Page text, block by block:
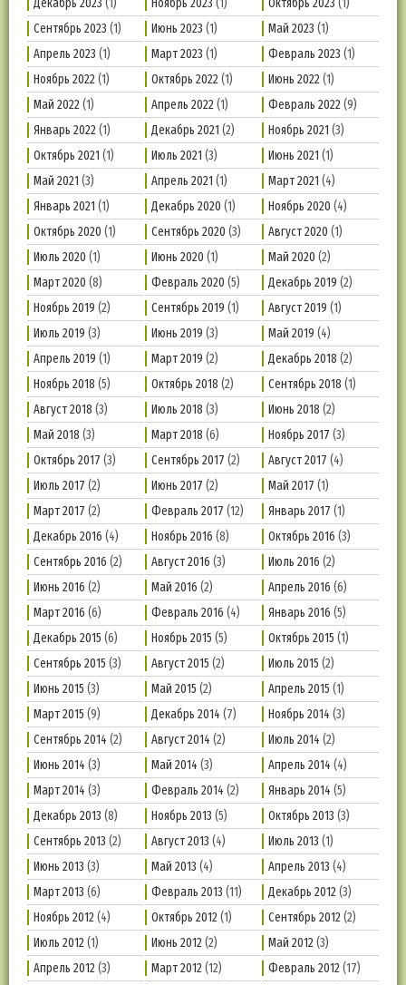
Декабрь 2023 (1) Ноябрь 2023 (1) Октябрь 2023 (1)
Сентябрь 2023 (1) Июнь 2023 (1) Май 2023 (1)
Апрель 2023 (1) Март 2023 (1) Февраль 2023 (1)
Ноябрь 2022(1) Октябрь 2022(1) Июнь 2022(1)
Май 2022(1) Апрель 2022(1) Февраль 2022(9)
Январь 2022(1) Декабрь 2021 (2) Ноябрь 2021 (3)
Октябрь 2021 (1) Июль 2021 (3) Июнь 2021 (1)
Май 2021 (3) Апрель 2021 (1) Март 2021 (4)
Январь 2021 (1) Декабрь 2020 (1) Ноябрь 2020 (4)
Октябрь 2020 (1) Сентябрь 2020 (3) Август 2020 (1)
Июль 2020 (1) Июнь 2020 (1) Май 2020 (2)
Март 2020 (8) Февраль 2020 (5) Декабрь 2019 (2)
Ноябрь 2019 (2) Сентябрь 2019 (1) Август 2019 (1)
Июль 2019 (3) Июнь 2019 (3) Май 2019 (4)
Апрель 2019 (1) Март 2019 (2) Декабрь 2018 (2)
Ноябрь 2018 (5) Октябрь 2018 (2) Сентябрь 2018 (1)
Август 2018 (3) Июль 2018 (3) Июнь 2018 (2)
Май 2018 (3) Март 2018 (6) Ноябрь 2017 (3)
Октябрь 2017 (3) Сентябрь 2017 (2) Август 2017 (4)
Июль 2017 (2) Июнь 2017 (2) Май 2017 (1)
Март 2017 (2) Февраль 2017 (12) Январь 2017 (1)
Декабрь 2016 (4) Ноябрь 2016 (8) Октябрь 2016 (3)
Сентябрь 2016 (2) Август 2016 (3) Июль 2016 (2)
Июнь 2016 (2) Май 2016 (2) Апрель 2016 (6)
Март 2016 (6) Февраль 2016 (4) Январь 2016 (5)
Декабрь 2015 (6) Ноябрь 2015 (5) Октябрь 2015 (1)
Сентябрь 2015 (3) Август 2015 (2) Июль 2015 (2)
Июнь 2015 (3) Май 2015 (2) Апрель 2015 (1)
Март 2015 (9) Декабрь 2014 (7) Ноябрь 2014 (3)
Сентябрь 2014 (2) Август 2014 (2) Июль 2014 (2)
Июнь 2014 (3) Май 2014 (3) Апрель 2014 (4)
Март 2014 (3) Февраль 2014 (2) Январь 2014 (5)
Декабрь 2013 (8) Ноябрь 2013 (5) Октябрь 2013 (3)
Сентябрь 2013 (2) Август 2013 (4) Июль 2013 (1)
Июнь 2013 (3) Май 2013 (4) Апрель 2013 (4)
Март 2013 (6) Февраль 2013 (11) Декабрь 2012(3)
Ноябрь 2012(4) Октябрь 2012(1) Сентябрь 2012(2)
Июль 2012(1) Июнь 2012(2) Май 2012(3)
Апрель 2012(3) Март 2012(12) Февраль 2012(17)